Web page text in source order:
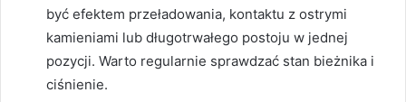
być efektem przeładowania, kontaktu z ostrymi
kamieniami lub długotrwałego postoju w jednej
pozycji. Warto regularnie sprawdzać stan bieżnika i
ciśnienie.